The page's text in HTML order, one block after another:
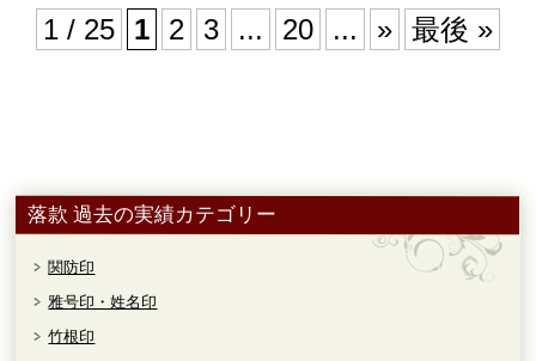
1 / 25 1 2 3 ... 20 ... » 最後 »
落款 過去の実績カテゴリー
関防印
雅号印・姓名印
竹根印